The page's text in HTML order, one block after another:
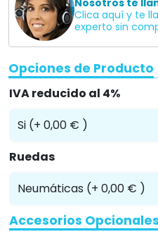
Nosotros te
Clica aquí y te
experto sin
Opciones de Producto
IVA reducido al 4%
Ruedas
Accesorios Opcionales